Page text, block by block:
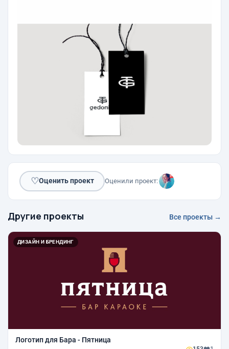
♡Оценить проект Оценили проект:
Другие проекты Все проекты →
ДИЗАЙН И БРЕНДИНГ
Логотип для Бара - Пятница